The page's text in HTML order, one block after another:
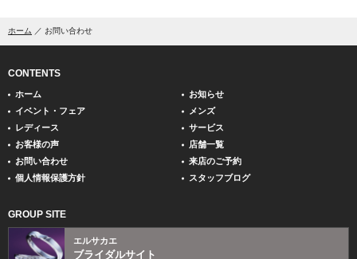
ホーム お問い合わせ
CONTENTS
ホーム
お知らせ
イベント・フェア
メンズ
レディース
サービス
お客様の声
店舗一覧
お問い合わせ
来店のご予約
個人情報保護方針
スタッフブログ
GROUP SITE
エルサカエ
ブライダルサイト